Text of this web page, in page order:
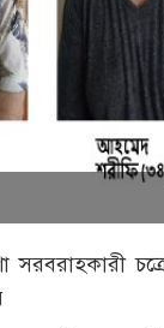
সরবরাহকারী